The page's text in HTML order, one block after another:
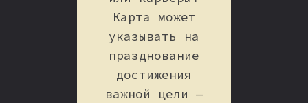
Карта может
указывать на
празднование
достижения
важной цели —